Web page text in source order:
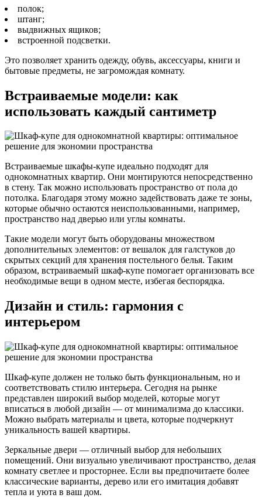
полок;
штанг;
выдвижных ящиков;
встроенной подсветки.
Это позволяет хранить одежду, обувь, аксессуары, книги и
бытовые предметы, не загромождая комнату.
Встраиваемые модели: как
использовать каждый сантиметр
Встраиваемые шкафы-купе идеально подходят для
однокомнатных квартир. Они монтируются непосредственно
в стену. Так можно использовать пространство от пола до
потолка. Благодаря этому можно задействовать даже те зоны,
которые обычно остаются неиспользованными, например,
пространство над дверью или углы комнаты.
Такие модели могут быть оборудованы множеством
дополнительных элементов: от вешалок для галстуков до
скрытых секций для хранения постельного белья. Таким
образом, встраиваемый шкаф-купе помогает организовать все
необходимые вещи в одном месте, избегая беспорядка.
Дизайн и стиль: гармония с
интерьером
Шкаф-купе должен не только быть функциональным, но и
соответствовать стилю интерьера. Сегодня на рынке
представлен широкий выбор моделей, которые могут
вписаться в любой дизайн — от минимализма до классики.
Можно выбрать материалы и цвета, которые подчеркнут
уникальность вашей квартиры.
Зеркальные двери — отличный выбор для небольших
помещений. Они визуально увеличивают пространство, делая
комнату светлее и просторнее. Если вы предпочитаете более
классические варианты, дерево или его имитация добавят
тепла и уюта в ваш дом.